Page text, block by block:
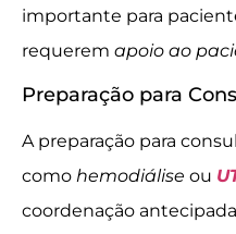
importante para
requerem apoio ao
Preparação para
A preparação para
como hemodiálise ou
coordenação